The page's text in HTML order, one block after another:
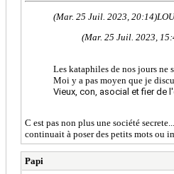
(Mar. 25 Juil. 2023, 20:14)
(Mar. 25 Juil. 2023,
Les kataphiles de nos jours ne
Moi y a pas moyen que je
Vieux, con, asocial et fier de
C est pas non plus une société
continuait à poser des petits mots ou
Papi